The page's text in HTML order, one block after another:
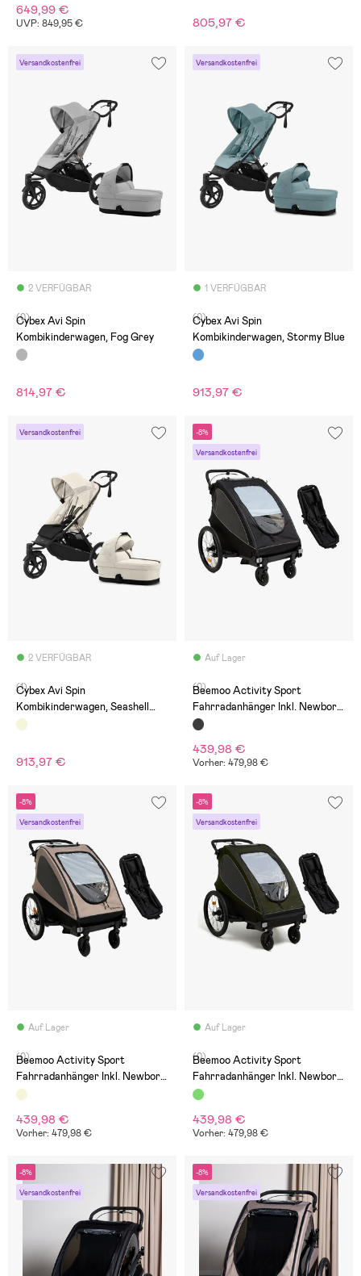
649,99 €
UVP: 849,95 € 805,97 €
Versandkostenfrei
2 VERFÜGBAR
(0)
Cybex Avi Spin
Kombikinderwagen, Fog Grey
814,97 €
Versandkostenfrei
1 VERFÜGBAR
(0)
Cybex Avi Spin
Kombikinderwagen, Stormy Blue
913,97 €
Versandkostenfrei
2 VERFÜGBAR
(1)
Cybex Avi Spin
Kombikinderwagen, Seashell
Beige
913,97 €
-8%
Versandkostenfrei
Auf Lager
(0)
Beemoo Activity Sport
Fahrradanhänger Inkl. Newborn
Set, Black
439,98 €
Vorher: 479,98 €
-8%
Versandkostenfrei
Auf Lager
(0)
Beemoo Activity Sport
Fahrradanhänger Inkl. Newborn
Set, Beige
439,98 €
Vorher: 479,98 €
-8%
Versandkostenfrei
Auf Lager
(0)
Beemoo Activity Sport
Fahrradanhänger Inkl. Newborn
Set, Green
439,98 €
Vorher: 479,98 €
-8%
Versandkostenfrei
-8%
Versandkostenfrei